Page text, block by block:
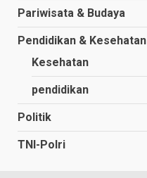
Pariwisata & Budaya
Pendidikan & Kesehatan
Kesehatan
pendidikan
Politik
TNI-Polri